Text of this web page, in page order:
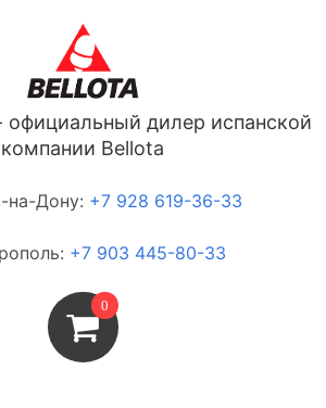
дилер испанской
компании Bellota
на-Дону: +7 928 619-36-33
+7 903 445-80-33
0